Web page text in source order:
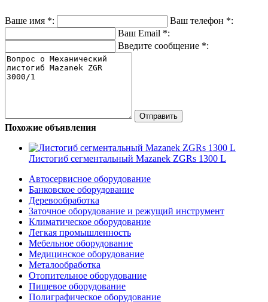
Ваше имя *: Ваш телефон *:
Ваш Email *:
Введите сообщение *:
Похожие объявления
Листогиб сегментальный Mazanek ZGRs 1300 L
Автосервисное оборудование
Банковское оборудование
Деревообработка
Заточное оборудование и режущий инструмент
Климатическое оборудование
Легкая промышленность
Мебельное оборудование
Медицинское оборудование
Металообработка
Отопительное оборудование
Пищевое оборудование
Полиграфическое оборудование